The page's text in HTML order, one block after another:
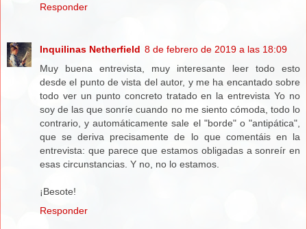
Responder
Inquilinas Netherfield 8 de febrero de 2019 a las 18:09
Muy buena entrevista, muy interesante leer todo esto
desde el punto de vista del autor, y me ha encantado sobre
todo ver un punto concreto tratado en la entrevista Yo no
soy de las que sonríe cuando no me siento cómoda, todo lo
contrario, y automáticamente sale el "borde" o "antipática",
que se deriva precisamente de lo que comentáis en la
entrevista: que parece que estamos obligadas a sonreír en
esas circunstancias. Y no, no lo estamos.
¡Besote!
Responder